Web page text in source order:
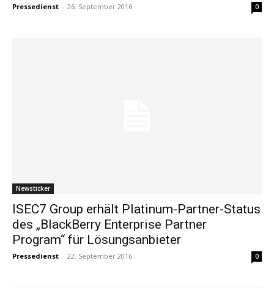
Pressedienst - 26. September 2016 0
Newsticker
ISEC7 Group erhält Platinum-Partner-Status
des „BlackBerry Enterprise Partner
Program“ für Lösungsanbieter
Pressedienst - 22. September 2016 0